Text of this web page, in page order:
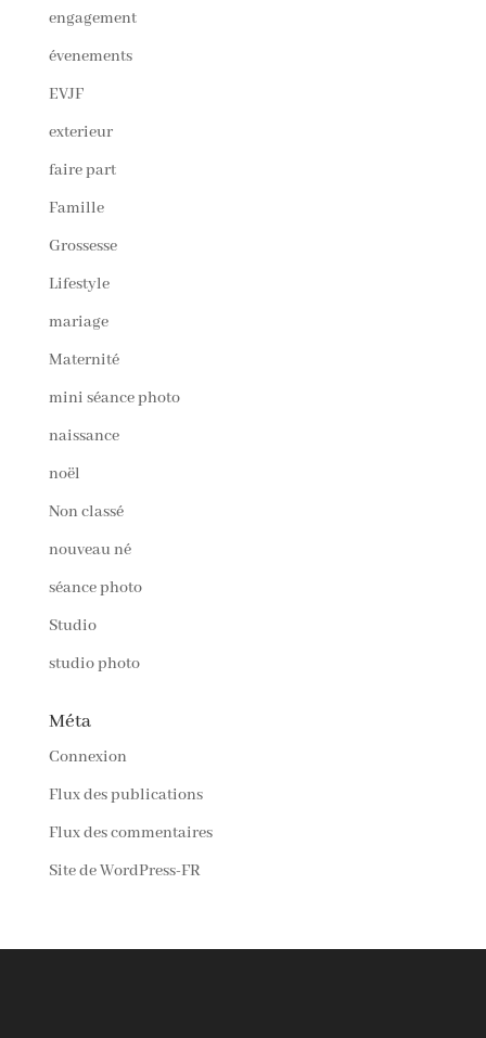
engagement
évenements
EVJF
exterieur
faire part
Famille
Grossesse
Lifestyle
mariage
Maternité
mini séance photo
naissance
noël
Non classé
nouveau né
séance photo
Studio
studio photo
Méta
Connexion
Flux des publications
Flux des commentaires
Site de WordPress-FR